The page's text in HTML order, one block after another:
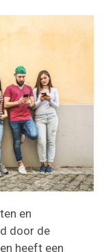
en
door de
heeft een